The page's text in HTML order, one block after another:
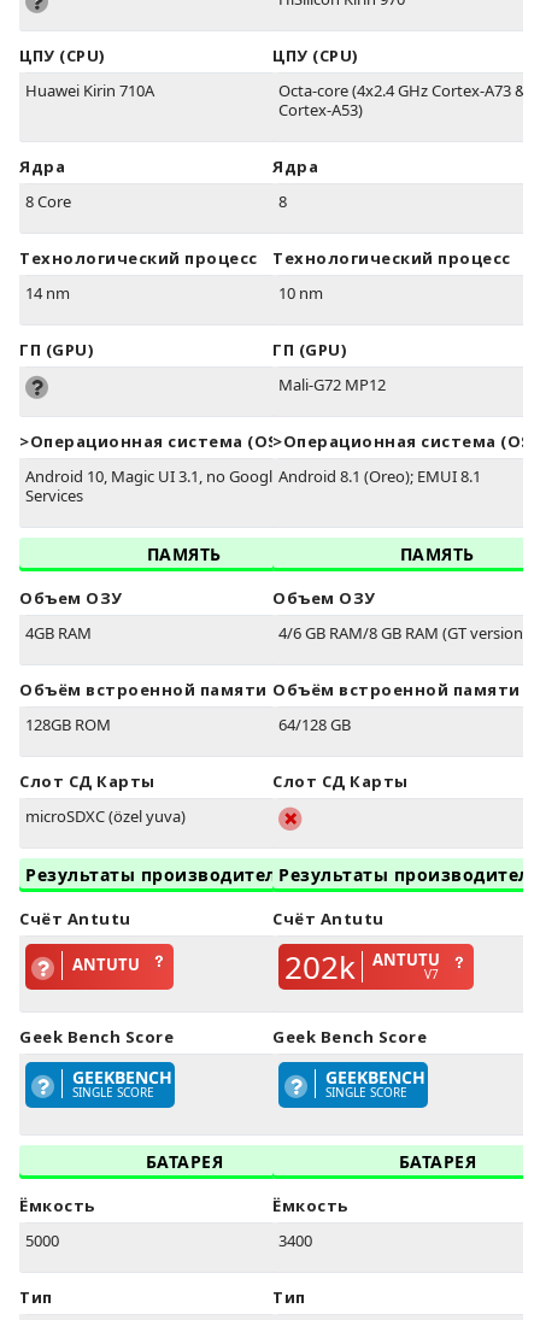
ЦПУ (CPU)
Huawei Kirin 710A
Ядра
8 Core
Технологический процесс
14 nm
ГП (GPU)
>Oперационная система (OS)
Android 10, Magic UI 3.1, no Google Play
Services
ПАМЯТЬ
Объем ОЗУ
4GB RAM
Объём встроенной памяти
128GB ROM
Слот СД Карты
microSDXC (özel yuva)
Результаты производительности
Счёт Antutu
ANTUTU
Geek Bench Score
GEEKBENCH
SINGLE SCORE
БАТАРЕЯ
Ёмкость
5000
Тип
ЦПУ (CPU)
Octa-core (4x2.4 GHz Cortex-A73 &
Cortex-A53)
Ядра
8
Технологический процесс
10 nm
ГП (GPU)
Mali-G72 MP12
>Oперационная система (OS)
Android 8.1 (Oreo); EMUI 8.1
ПАМЯТЬ
Объем ОЗУ
4/6 GB RAM/8 GB RAM (GT version)
Объём встроенной памяти
64/128 GB
Слот СД Карты
Результаты
Счёт Antutu
202k ANTUTU
V7
Geek Bench Score
GEEKBENCH
SINGLE SCORE
БАТАРЕЯ
Ёмкость
3400
Тип